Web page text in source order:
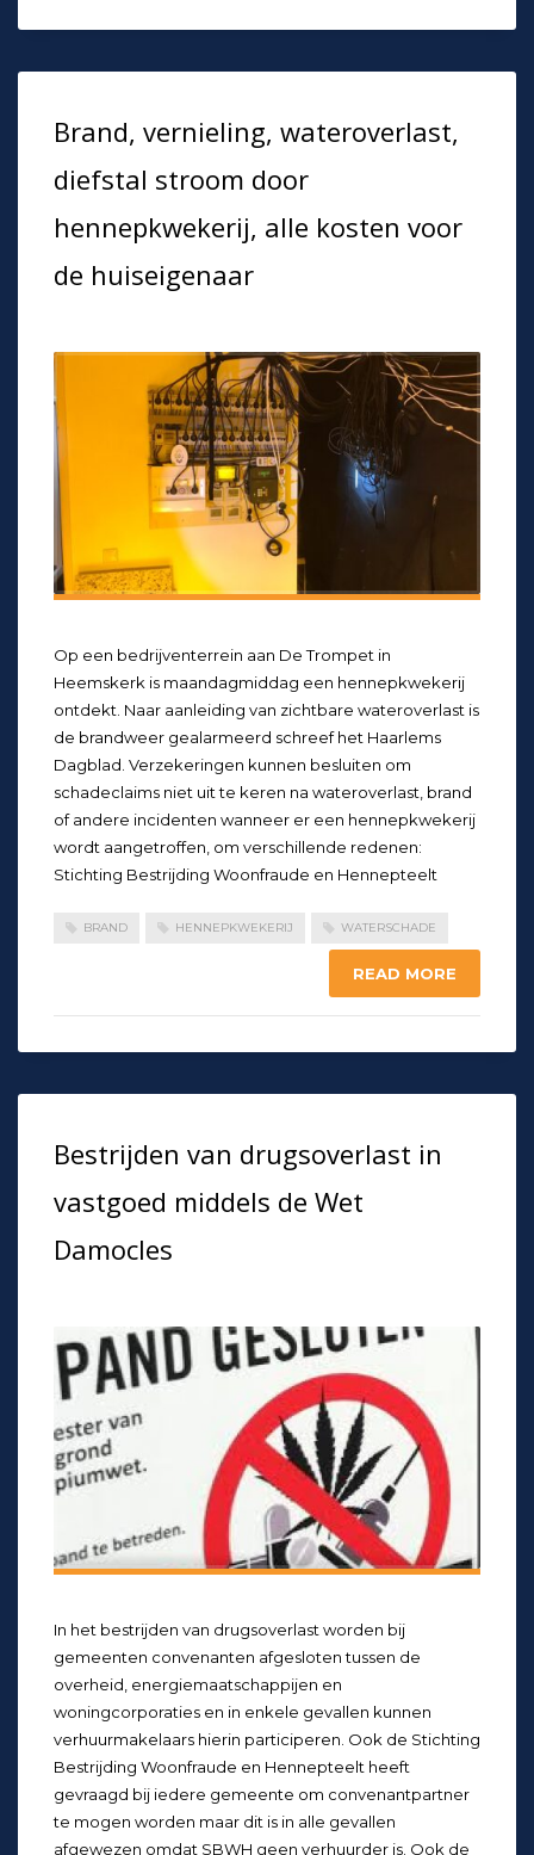
Brand, vernieling, wateroverlast,
diefstal stroom door
hennepkwekerij, alle kosten voor
de huiseigenaar
Op een bedrijventerrein aan De Trompet in
Heemskerk is maandagmiddag een hennepkwekerij
ontdekt. Naar aanleiding van zichtbare wateroverlast is
de brandweer gealarmeerd schreef het Haarlems
Dagblad. Verzekeringen kunnen besluiten om
schadeclaims niet uit te keren na wateroverlast, brand
of andere incidenten wanneer er een hennepkwekerij
wordt aangetroffen, om verschillende redenen:
Stichting Bestrijding Woonfraude en Hennepteelt
BRAND HENNEPKWEKERIJ WATERSCHADE
READ MORE
Bestrijden van drugsoverlast in
vastgoed middels de Wet
Damocles
In het bestrijden van drugsoverlast worden bij
gemeenten convenanten afgesloten tussen de
overheid, energiemaatschappijen en
woningcorporaties en in enkele gevallen kunnen
verhuurmakelaars hierin participeren. Ook de Stichting
Bestrijding Woonfraude en Hennepteelt heeft
gevraagd bij iedere gemeente om convenantpartner
te mogen worden maar dit is in alle gevallen
afgewezen omdat SBWH geen verhuurder is. Ook de